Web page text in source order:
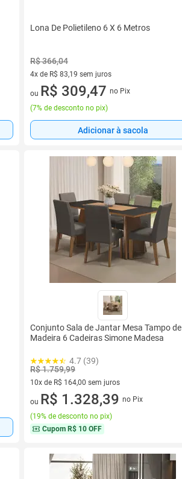
Lona De Polietileno 6 X 6 Metros
R$ 366,04
4x de R$ 83,19 sem juros
4 vez de R$ 83,19 sem juros
ou R$ 309,47 no Pix
(7% de desconto no pix)
Adicionar à sacola
Conjunto Sala de Jantar Mesa Tampo de
Madeira 6 Cadeiras Simone Madesa
4.7 (39)
R$ 1.759,99
10x de R$ 164,00 sem juros
10 vez de R$ 164,00 sem juros
ou R$ 1.328,39 no Pix
(19% de desconto no pix)
Cupom R$ 10 OFF